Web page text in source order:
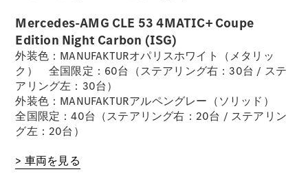
デザイン＆
コンセプト
カー
サステナビ
リティ
スポンサー
シップ /
CSR
メルセデ
Mercedes-AMG CLE 53 4MATIC+ Coupe
Edition Night Carbon (ISG)
外装色：MANUFAKTURオパリスホワイト（メタリッ
ク） 全国限定：60台（ステアリング右：30台 / ステ
アリング左：30台）
外装色：MANUFAKTURアルペングレー（ソリッド）
全国限定：40台（ステアリング右：20台 / ステアリン
グ左：20台）
> 車両を見る